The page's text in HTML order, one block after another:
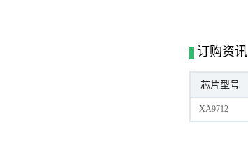
订购资讯
芯片型号
XA9712